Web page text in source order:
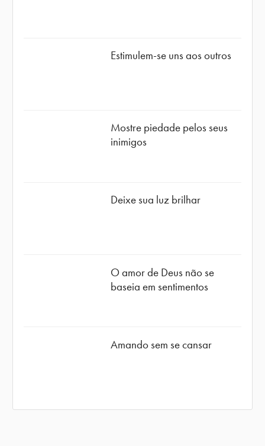
Estimulem-se uns aos outros
Mostre piedade pelos seus
inimigos
Deixe sua luz brilhar
O amor de Deus não se
baseia em sentimentos
Amando sem se cansar